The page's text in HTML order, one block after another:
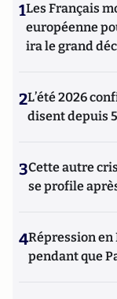
1Les Français
européenne
ira le grand
2L’été 2026
disent depuis
3Cette autre
se profile
4Répression en
pendant que